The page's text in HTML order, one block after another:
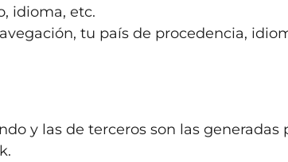
idioma, etc.
tu país de procedencia,
y las de terceros son las generadas